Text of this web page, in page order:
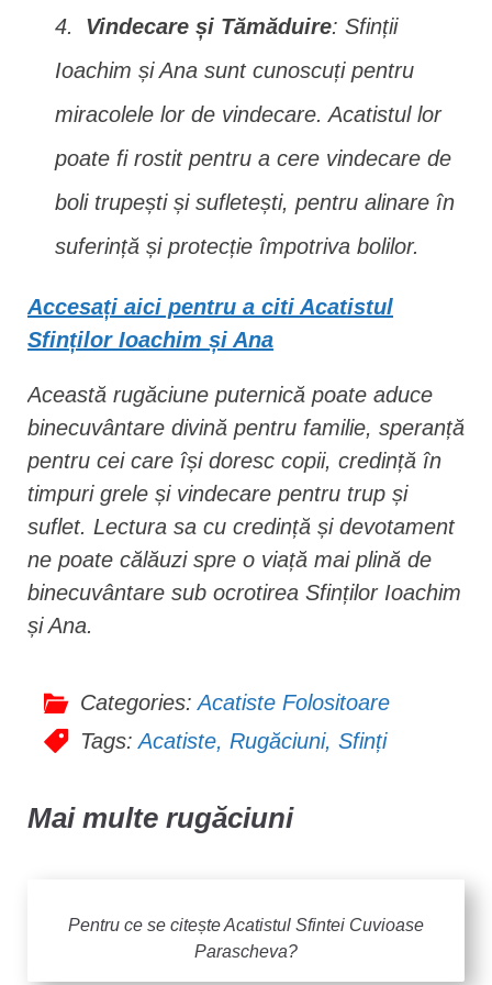
Vindecare și Tămăduire: Sfinții
Ioachim și Ana sunt cunoscuți pentru
miracolele lor de vindecare. Acatistul lor
poate fi rostit pentru a cere vindecare de
boli trupești și sufletești, pentru alinare în
suferință și protecție împotriva bolilor.
Accesați aici pentru a citi Acatistul
Sfinților Ioachim și Ana
Această rugăciune puternică poate aduce
binecuvântare divină pentru familie, speranță
pentru cei care își doresc copii, credință în
timpuri grele și vindecare pentru trup și
suflet. Lectura sa cu credință și devotament
ne poate călăuzi spre o viață mai plină de
binecuvântare sub ocrotirea Sfinților Ioachim
și Ana.
Categories:Acatiste Folositoare
Tags:Acatiste, Rugăciuni, Sfinți
Mai multe rugăciuni
Pentru ce se citește Acatistul Sfintei Cuvioase
Parascheva?